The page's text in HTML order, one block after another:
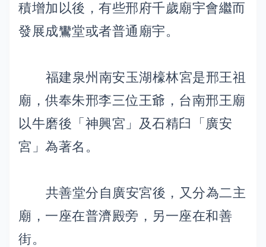
積增加以後，有些邢府千歲廟宇會繼而
發展成鸞堂或者普通廟宇。
福建泉州南安玉湖檺林宮是邢王祖
廟，供奉朱邢李三位王爺，台南邢王廟
以牛磨後「神興宮」及石精臼「廣安
宮」為著名。
共善堂分自廣安宮後，又分為二主
廟，一座在普濟殿旁，另一座在和善
街。